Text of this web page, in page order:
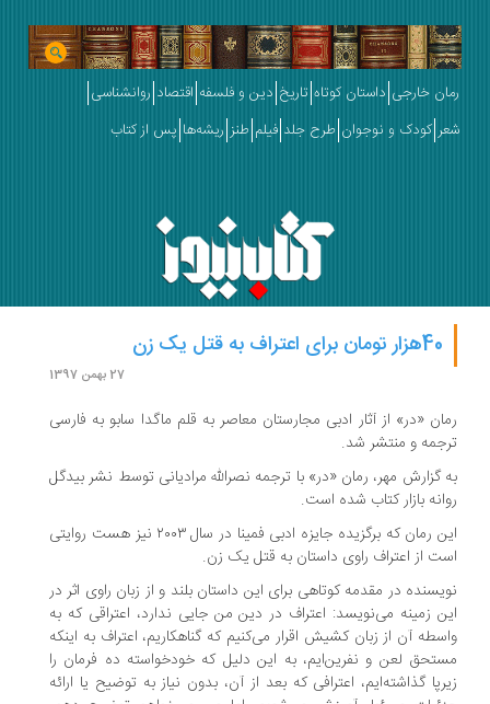
رمان خارجی داستان کوتاه تاریخ دین و فلسفه اقتصاد روانشناسی
شعر کودک و نوجوان طرح جلد فیلم طنز ریشه‌ها پس از کتاب
40هزار تومان برای اعتراف به قتل یک زن
27 بهمن 1397
رمان «در» از آثار ادبی مجارستان معاصر به قلم ماگدا سابو به فارسی
ترجمه و منتشر شد.
به گزارش مهر، رمان «در» با ترجمه نصرالله مرادیانی توسط نشر بیدگل
روانه بازار کتاب شده است.
این رمان که برگزیده جایزه ادبی فمینا در سال ۲۰۰۳ نیز هست روایتی
است از اعتراف راوی داستان به قتل یک زن.
نویسنده در مقدمه کوتاهی برای این داستان بلند و از زبان راوی اثر در
این زمینه می‌نویسد: اعتراف در دین من جایی ندارد، اعتراقی که به
واسطه آن از زبان کشیش اقرار می‌کنیم که گناهکاریم، اعتراف به اینکه
مستحق لعن و نفرین‌ایم، به این دلیل که خودخواسته ده فرمان را
زیرپا گذاشته‌ایم، اعترافی که بعد از آن، بدون نیاز به توضیح یا ارائه